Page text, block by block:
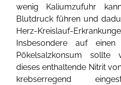
wenig Kaliumzufuhr
Blutdruck führen und
Herz-Kreislauf-
Insbesondere auf
Pökelsalzkonsum sollte
dieses enthaltende Nitrit
krebserregend